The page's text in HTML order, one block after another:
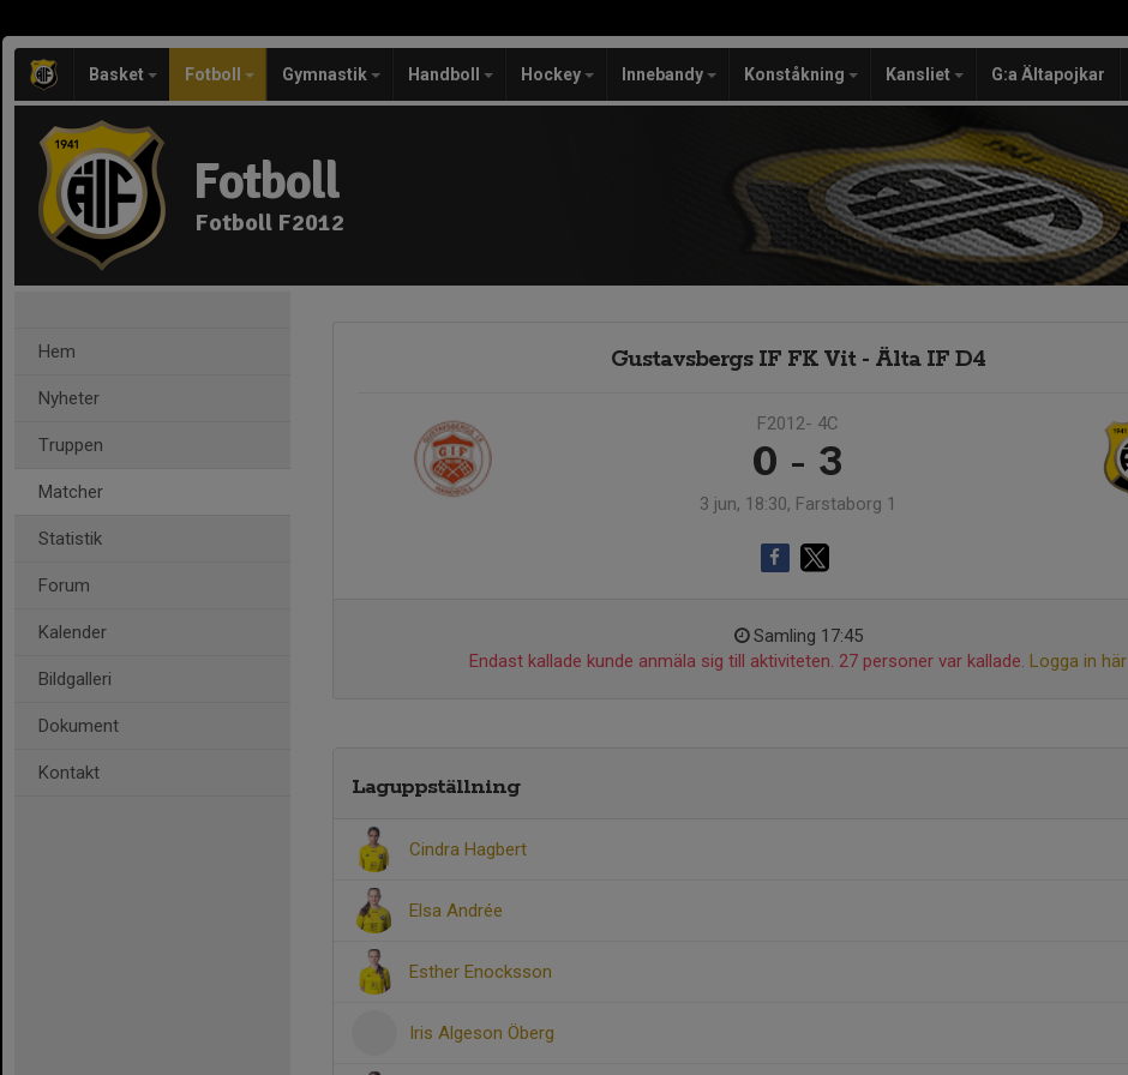
Basket Fotboll Gymnastik Handboll Hockey Innebandy Konståkning Kansliet G:a Ältapojkar
Fotboll
Fotboll F2012
Hem
Nyheter
Truppen
Matcher
Statistik
Forum
Kalender
Bildgalleri
Dokument
Kontakt
Gustavsbergs IF FK Vit - Älta IF D4
F2012- 4C
0 - 3
3 jun, 18:30, Farstaborg 1
Samling 17:45
Endast kallade kunde anmäla sig till aktiviteten. 27 personer var kallade. Logga in här
Laguppställning
Cindra Hagbert
Elsa Andrée
Esther Enocksson
Iris Algeson Öberg